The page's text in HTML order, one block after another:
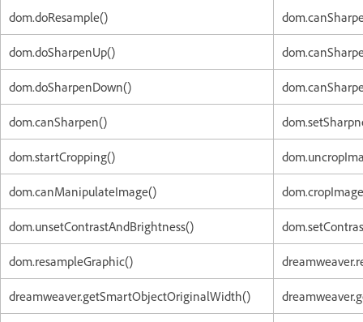
dom.doResample()
dom.doSharpenUp()
dom.doSharpenDown()
dom.canSharpen()
dom.startCropping()
dom.canManipulateImage()
dom.unsetContrastAndBrightness()
dom.resampleGraphic()
dreamweaver.getSmartObjectOriginalWidth()